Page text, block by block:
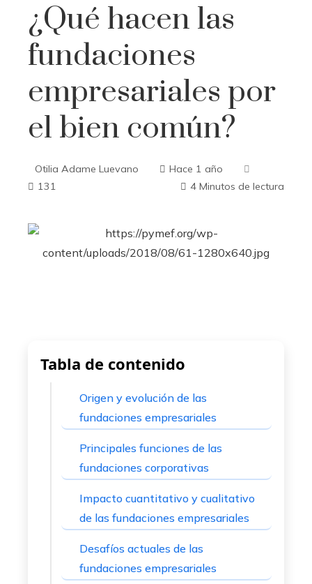
¿Qué hacen las
fundaciones
empresariales por
el bien común?
Otilia Adame Luevano
Hace 1 año
131
4 Minutos de lectura
Tabla de contenido
Origen y evolución de las
fundaciones empresariales
Principales funciones de las
fundaciones corporativas
Impacto cuantitativo y cualitativo
de las fundaciones empresariales
Desafíos actuales de las
fundaciones empresariales